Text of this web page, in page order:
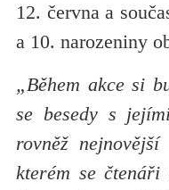
12. června a
a 10. narozeniny
„Během akce si
se besedy s
rovněž
kterém se